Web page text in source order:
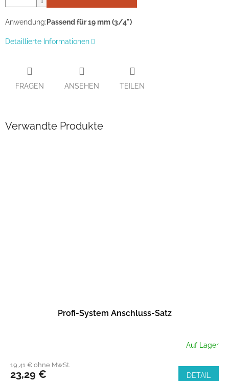
Anwendung: Passend für 19 mm (3/4")
Detaillierte Informationen
FRAGEN ANSEHEN TEILEN
Verwandte Produkte
Profi-System Anschluss-Satz
Auf Lager
19,41 € ohne MwSt.
23,29 € DETAIL